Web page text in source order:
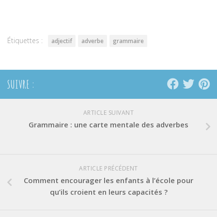
Étiquettes : adjectif adverbe grammaire
SUIVRE :
ARTICLE SUIVANT
Grammaire : une carte mentale des adverbes
ARTICLE PRÉCÉDENT
Comment encourager les enfants à l’école pour
qu’ils croient en leurs capacités ?